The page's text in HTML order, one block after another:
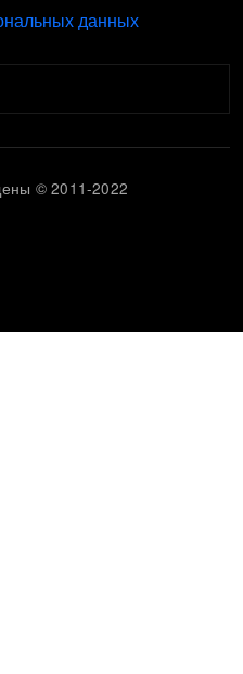
данных
© 2011-2022